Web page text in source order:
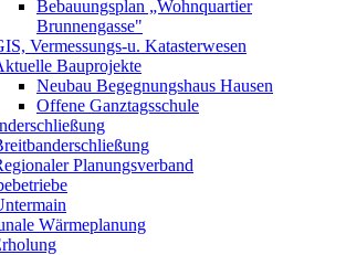
Bebauungsplan „Wohnquartier
Brunnengasse"
Vermessungs-u. Katasterwesen
Bauprojekte
Neubau Begegnungshaus Hausen
Offene Ganztagsschule
Planungsverband
Wärmeplanung